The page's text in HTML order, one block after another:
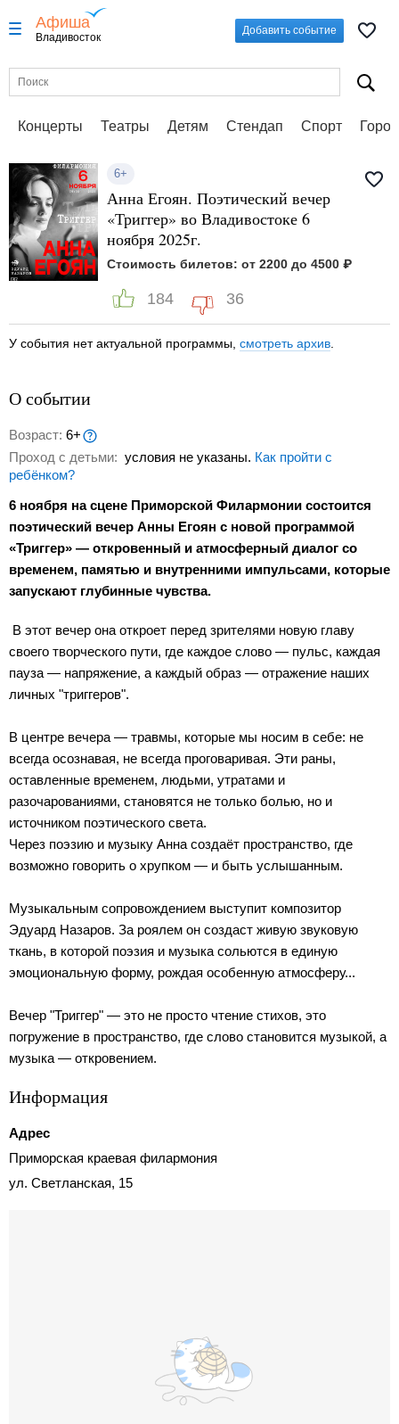
Афиша
Владивосток
Добавить событие
Концерты Театры Детям Стендап Спорт
6+
Анна Егоян. Поэтический вечер
«Триггер» во Владивостоке 6
ноября 2025г.
Стоимость билетов: от 2200 до 4500 ₽
184 36
У события нет актуальной программы, смотреть архив
О событии
Возраст: 6+
Проход с детьми: условия не указаны. Как пройти с
ребёнком?
6 ноября на сцене Приморской Филармонии состоится
поэтический вечер Анны Егоян с новой программой
«Триггер» — откровенный и атмосферный диалог со
временем, памятью и внутренними импульсами, которые
запускают глубинные чувства.
В этот вечер она откроет перед зрителями новую главу
своего творческого пути, где каждое слово — пульс, каждая
пауза — напряжение, а каждый образ — отражение наших
личных "триггеров".
В центре вечера — травмы, которые мы носим в себе: не
всегда осознавая, не всегда проговаривая. Эти раны,
оставленные временем, людьми, утратами и
разочарованиями, становятся не только болью, но и
источником поэтического света.
Через поэзию и музыку Анна создаёт пространство, где
возможно говорить о хрупком — и быть услышанным.
Музыкальным сопровождением выступит композитор
Эдуард Назаров. За роялем он создаст живую звуковую
ткань, в которой поэзия и музыка сольются в единую
эмоциональную форму, рождая особенную атмосферу...
Вечер "Триггер" — это не просто чтение стихов, это
погружение в пространство, где слово становится музыкой, а
музыка — откровением.
Информация
Адрес
Приморская краевая филармония
ул. Светланская, 15